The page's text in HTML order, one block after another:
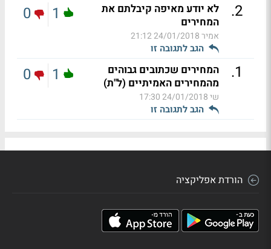
2
.
לא יודע מאיפה קיבלתם את
המחירים
אמיר24/01/2018 21:12
הגב לתגובה זו
1
0
1
.
המחירים שכתובים גבוהים
מהמחירים האמיתיים (ל"ת)
שי24/01/2018 17:30
הגב לתגובה זו
1
0
הורדת אפליקציה